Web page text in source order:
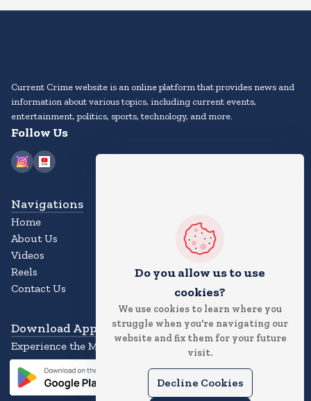
Do you allow us to use
cookies?
We use cookies to learn where you
struggle when you're navigating our
website and fix them for your future
visit.
Decline Cookies
Current Crime website is an online platform that provides news and
information about various topics, including current events,
entertainment, politics, sports, technology, and more.
Follow Us
Navigations
Home
About Us
Videos
Reels
Contact Us
Download App
Experience the Magic of the News App